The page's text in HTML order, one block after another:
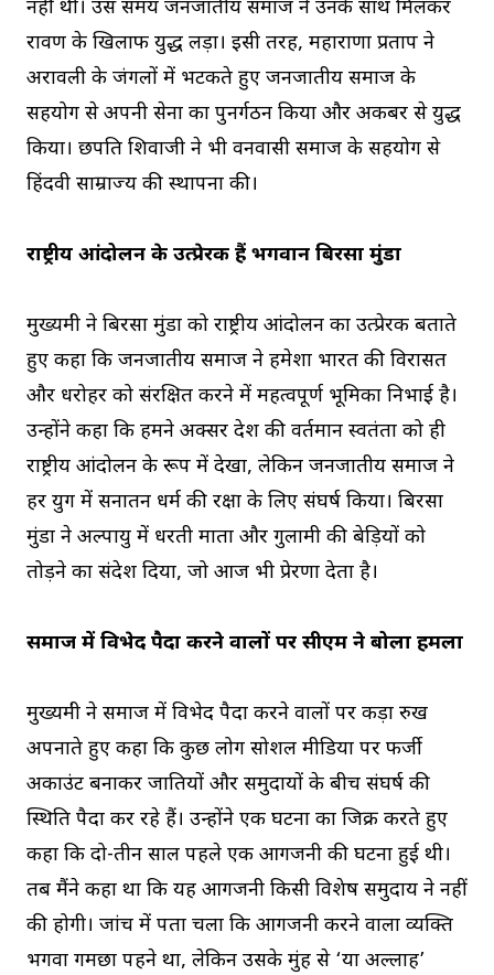
नहीं थी। उस समय जनजातीय समाज ने उनके साथ मिलकर
रावण के खिलाफ युद्ध लड़ा। इसी तरह, महाराणा प्रताप ने
अरावली के जंगलों में भटकते हुए जनजातीय समाज के
सहयोग से अपनी सेना का पुनर्गठन किया और अकबर से युद्ध
किया। छत्रपति शिवाजी ने भी वनवासी समाज के सहयोग से
हिंदवी साम्राज्य की स्थापना की।
राष्ट्रीय आंदोलन के उत्प्रेरक हैं भगवान बिरसा मुंडा
मुख्यमंत्री ने बिरसा मुंडा को राष्ट्रीय आंदोलन का उत्प्रेरक बताते
हुए कहा कि जनजातीय समाज ने हमेशा भारत की विरासत
और धरोहर को संरक्षित करने में महत्वपूर्ण भूमिका निभाई है।
उन्होंने कहा कि हमने अक्सर देश की वर्तमान स्वतंत्रता को ही
राष्ट्रीय आंदोलन के रूप में देखा, लेकिन जनजातीय समाज ने
हर युग में सनातन धर्म की रक्षा के लिए संघर्ष किया। बिरसा
मुंडा ने अल्पायु में धरती माता और गुलामी की बेड़ियों को
तोड़ने का संदेश दिया, जो आज भी प्रेरणा देता है।
समाज में विभेद पैदा करने वालों पर सीएम ने बोला हमला
मुख्यमंत्री ने समाज में विभेद पैदा करने वालों पर कड़ा रुख
अपनाते हुए कहा कि कुछ लोग सोशल मीडिया पर फर्जी
अकाउंट बनाकर जातियों और समुदायों के बीच संघर्ष की
स्थिति पैदा कर रहे हैं। उन्होंने एक घटना का जिक्र करते हुए
कहा कि दो-तीन साल पहले एक आगजनी की घटना हुई थी।
तब मैंने कहा था कि यह आगजनी किसी विशेष समुदाय ने नहीं
की होगी। जांच में पता चला कि आगजनी करने वाला व्यक्ति
भगवा गमछा पहने था, लेकिन उसके मुंह से ‘या अल्लाह’